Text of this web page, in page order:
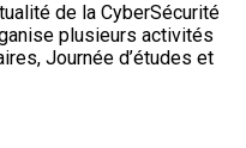
de la CyberSécurité
plusieurs activités
Journée d’études et